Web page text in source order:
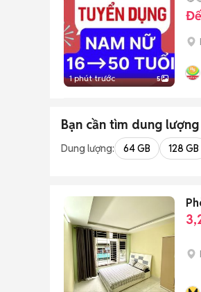
1 phút trước 5
Bạn cần tìm dung lượng
Dung lượng: 64 GB 128 GB